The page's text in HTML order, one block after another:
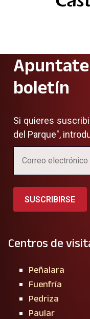
boletín
Si quieres
del Parque",
SUSCRIBIRSE
Centros de
Peñalara
Fuenfría
Pedriza
Paular